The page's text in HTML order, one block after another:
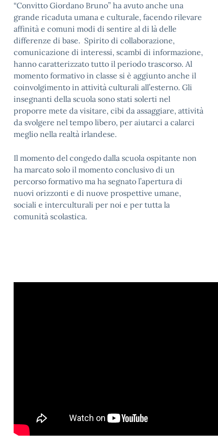
“Convitto Giordano Bruno” ha avuto anche una
grande ricaduta umana e culturale, facendo rilevare
affinità e comuni modi di sentire al di là delle
differenze di base. Spirito di collaborazione,
comunicazione di interessi, scambi di informazione,
hanno caratterizzato tutto il periodo trascorso. Al
momento formativo in classe si è aggiunto anche il
coinvolgimento in attività culturali all’esterno. Gli
insegnanti della scuola sono stati solerti nel
proporre mete da visitare, cibi da assaggiare, attività
da svolgere nel tempo libero, per aiutarci a calarci
meglio nella realtà irlandese.
Il momento del congedo dalla scuola ospitante non
ha marcato solo il momento conclusivo di un
percorso formativo ma ha segnato l’apertura di
nuovi orizzonti e di nuove prospettive umane,
sociali e interculturali per noi e per tutta la
comunità scolastica.